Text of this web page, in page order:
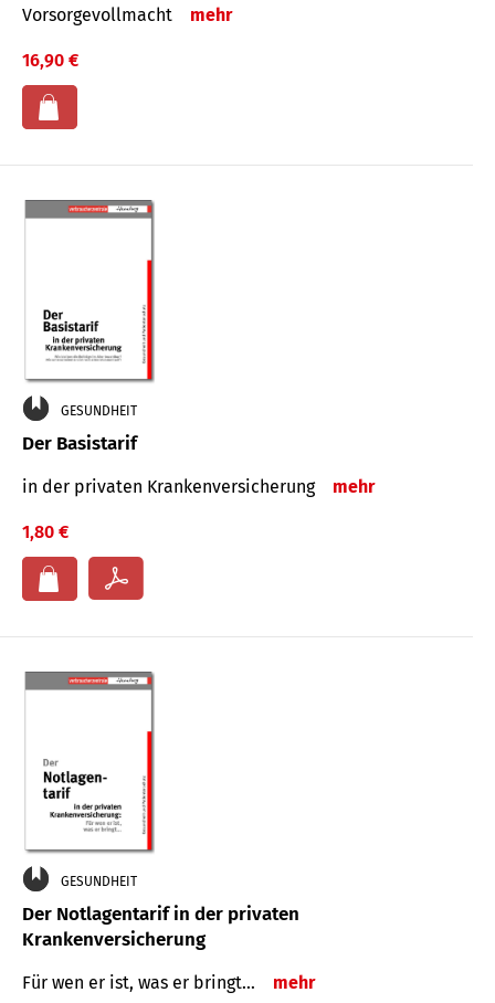
Vor­sorge­voll­macht
mehr
16,90 €
GESUNDHEIT
Der Basistarif
in der privaten Kran­ken­ver­siche­rung mehr
1,80 €
GESUNDHEIT
Der Notlagentarif in der privaten
Krankenversicherung
Für wen er ist, was er bringt… mehr